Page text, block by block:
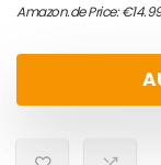
Amazon.de Price:€